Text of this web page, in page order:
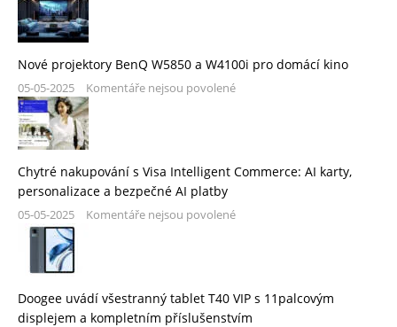
Nové projektory BenQ W5850 a W4100i pro domácí kino
05-05-2025 Komentáře nejsou povolené
Chytré nakupování s Visa Intelligent Commerce: AI karty,
personalizace a bezpečné AI platby
05-05-2025 Komentáře nejsou povolené
Doogee uvádí všestranný tablet T40 VIP s 11palcovým
displejem a kompletním příslušenstvím